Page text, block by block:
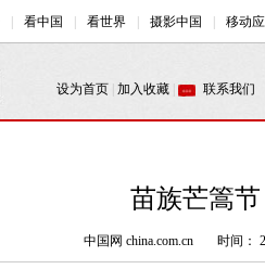
苗族芒篙
中国网 china.com.cn 时间：